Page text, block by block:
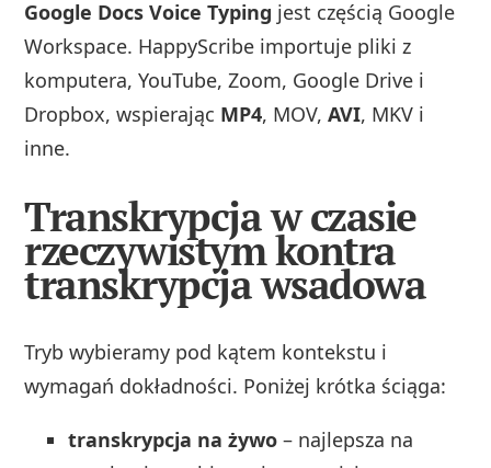
Google Docs Voice Typing jest częścią Google
Workspace. HappyScribe importuje pliki z
komputera, YouTube, Zoom, Google Drive i
Dropbox, wspierając MP4, MOV,AVI, MKV i
inne.
Transkrypcja w czasie
rzeczywistym kontra
transkrypcja wsadowa
Tryb wybieramy pod kątem kontekstu i
wymagań dokładności. Poniżej krótka ściąga:
transkrypcja na żywo – najlepsza na